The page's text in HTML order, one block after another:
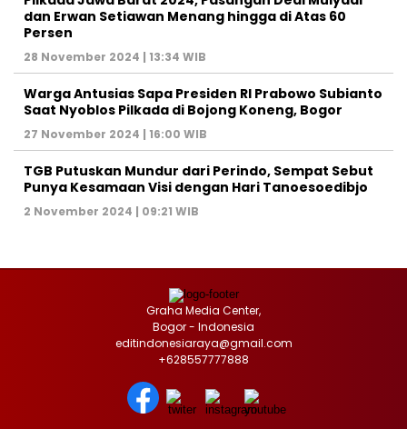
dan Erwan Setiawan Menang hingga di Atas 60
Persen
28 November 2024 | 13:34 WIB
Warga Antusias Sapa Presiden RI Prabowo Subianto
Saat Nyoblos Pilkada di Bojong Koneng, Bogor
27 November 2024 | 16:00 WIB
TGB Putuskan Mundur dari Perindo, Sempat Sebut
Punya Kesamaan Visi dengan Hari Tanoesoedibjo
2 November 2024 | 09:21 WIB
Graha Media Center,
Bogor - Indonesia
editindonesiaraya@gmail.com
+628557777888